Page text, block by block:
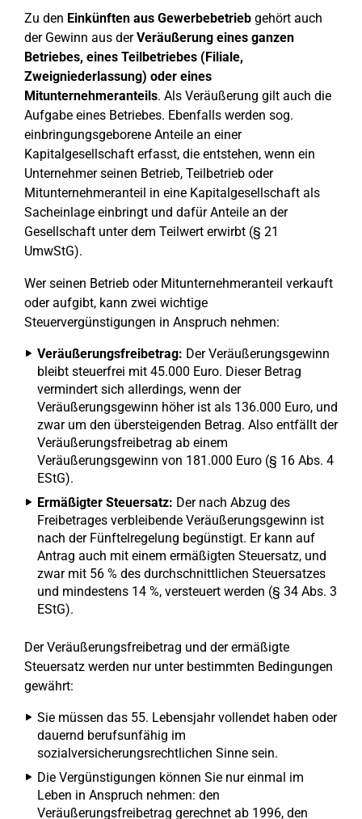
Zu den Einkünften aus Gewerbebetrieb gehört auch
der Gewinn aus derVeräußerung eines ganzen
Betriebes, eines Teilbetriebes (Filiale,
Zweigniederlassung) oder eines
Mitunternehmeranteils. Als Veräußerung gilt auch die
Aufgabe eines Betriebes. Ebenfalls werden sog.
einbringungsgeborene Anteile an einer
Kapitalgesellschaft erfasst, die entstehen, wenn ein
Unternehmer seinen Betrieb, Teilbetrieb oder
Mitunternehmeranteil in eine Kapitalgesellschaft als
Sacheinlage einbringt und dafür Anteile an der
Gesellschaft unter dem Teilwert erwirbt (§ 21
UmwStG).
Wer seinen Betrieb oder Mitunternehmeranteil verkauft
oder aufgibt, kann zwei wichtige
Steuervergünstigungen in Anspruch nehmen:
Veräußerungsfreibetrag: Der Veräußerungsgewinn
bleibt steuerfrei mit 45.000 Euro. Dieser Betrag
vermindert sich allerdings, wenn der
Veräußerungsgewinn höher ist als 136.000 Euro, und
zwar um den übersteigenden Betrag. Also entfällt der
Veräußerungsfreibetrag ab einem
Veräußerungsgewinn von 181.000 Euro (§ 16 Abs. 4
EStG).
Ermäßigter Steuersatz: Der nach Abzug des
Freibetrages verbleibende Veräußerungsgewinn ist
nach der Fünftelregelung begünstigt. Er kann auf
Antrag auch mit einem ermäßigten Steuersatz, und
zwar mit 56 % des durchschnittlichen Steuersatzes
und mindestens 14 %, versteuert werden (§ 34 Abs. 3
EStG).
Der Veräußerungsfreibetrag und der ermäßigte
Steuersatz werden nur unter bestimmten Bedingungen
gewährt:
Sie müssen das 55. Lebensjahr vollendet haben oder
dauernd berufsunfähig im
sozialversicherungsrechtlichen Sinne sein.
Die Vergünstigungen können Sie nur einmal im
Leben in Anspruch nehmen: den
Veräußerungsfreibetrag gerechnet ab 1996, den